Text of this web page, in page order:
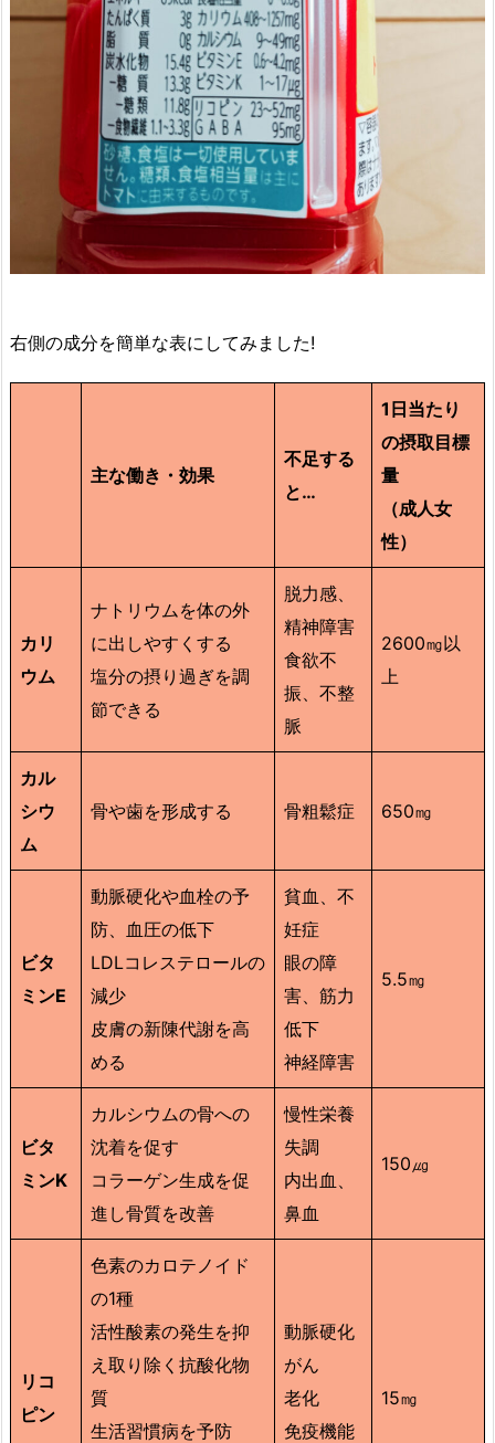
右側の成分を簡単な表にしてみました!
主な働き・効果
不足する
と…
1日当たり
の摂取目標
量
（成人女
性）
カリ
ウム
ナトリウムを体の外
に出しやすくする
塩分の摂り過ぎを調
節できる
脱力感、
精神障害
食欲不
振、不整
脈
2600㎎以
上
カル
シウ
ム
骨や歯を形成する 骨粗鬆症 650㎎
ビタ
ミンE
動脈硬化や血栓の予
防、血圧の低下
LDLコレステロールの
減少
皮膚の新陳代謝を高
める
貧血、不
妊症
眼の障
害、筋力
低下
神経障害
5.5㎎
ビタ
ミンK
カルシウムの骨への
沈着を促す
コラーゲン生成を促
進し骨質を改善
慢性栄養
失調
内出血、
鼻血
150㎍
リコ
ピン
色素のカロテノイド
の1種
活性酸素の発生を抑
え取り除く抗酸化物
質
生活習慣病を予防
動脈硬化
がん
老化
免疫機能
15㎎